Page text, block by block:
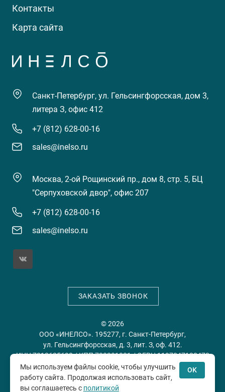
Контакты
Карта сайта
Санкт-Петербург, ул. Гельсингфорсская, дом 3,
литера З, офис 412
+7 (812) 628-00-16
sales@inelso.ru
Москва, 2-ой Рощинский пр., дом 8, стр. 5, БЦ
"Серпуховской двор", офис 207
+7 (812) 628-00-16
sales@inelso.ru
ЗАКАЗАТЬ ЗВОНОК
© 2026
ООО «ИНЕЛСО». 195277, г. Санкт-Петербург,
ул. Гельсингфорсская, д. 3, лит. З, оф. 412.
ИНН 7813635698 / КПП 780201001 / ОГРН 1197847128478
Политика конфиденциальности
Мы используем файлы cookie, чтобы улучшить
работу сайта. Продолжая использовать сайт,
вы соглашаетесь с политикой
OK